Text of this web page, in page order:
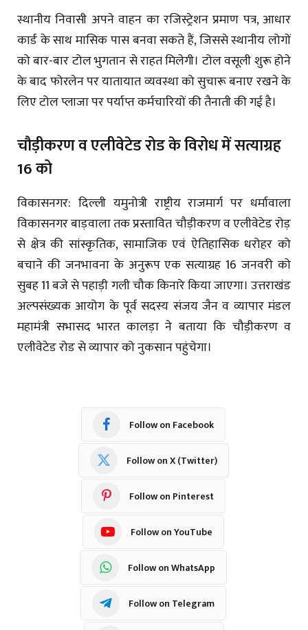
स्थानीय निवासी अपने वाहन का रजिस्ट्रेशन प्रमाण पत्र, आधार
कार्ड के साथ मासिक पास बनवा सकते हैं, जिससे स्थानीय लोगों
को बार-बार टोल भुगतान से राहत मिलेगी। टोल वसूली शुरू होने
के बाद फोरलेन पर यातायात व्यवस्था को सुचारू बनाए रखने के
लिए टोल प्लाजा पर पर्याप्त कर्मचारियों की तैनाती की गई है।
चौड़ीकरण व एलीवेटेड रोड के विरोध में सत्याग्रह
16 को
विकासनगर: दिल्ली यमुनोत्री राष्ट्रीय राजमार्ग पर धर्मावाला
विकासनगर बाड़वाला तक प्रस्तावित चौड़ीकरण व एलीवेटेड रोड़
से क्षेत्र की सांस्कृतिक, सामाजिक एवं ऐतिहासिक धरोहर को
बचाने की जनभावना के अनुरूप एक सत्याग्रह 16 जनवरी को
सुबह 11 बजे से पहाड़ी गली चौक किनारे किया जाएगा। उत्तराखंड
अल्पसंख्यक आयोग के पूर्व सदस्य संजय जैन व व्यापार मंडल
महामंत्री सभासद भारत कालड़ा ने बताया कि चौड़ीकरण व
एलीवेटेड रोड से व्यापार को नुकसान पहुंचेगा।
Follow on Facebook
Follow on X (Twitter)
Follow on Pinterest
Follow on YouTube
Follow on WhatsApp
Follow on Telegram